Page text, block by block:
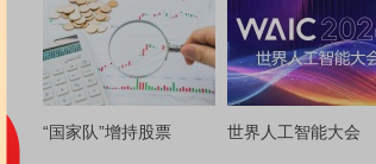
“国家队”增持股票 世界人工智能大会